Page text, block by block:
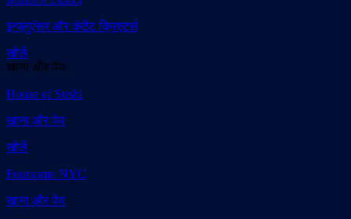
इन्फ्लुएंसर और कंटेंट क्रिएटर्स
खोलें
खाना और पेय
House of Sushi
खाना और पेय
खोलें
Foursome NYC
खाना और पेय